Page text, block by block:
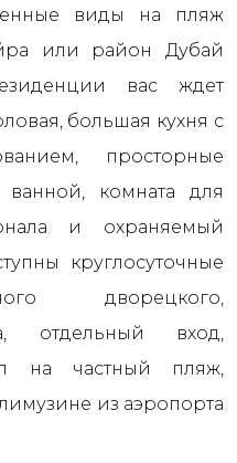
виды на пляж
или район Дубай
вас ждет
большая кухня с
просторные
комната для
и охраняемый
круглосуточные
дворецкого,
отдельный вход,
на частный пляж,
из аэропорта